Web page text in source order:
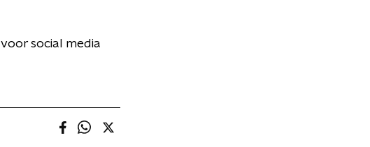
voor social media